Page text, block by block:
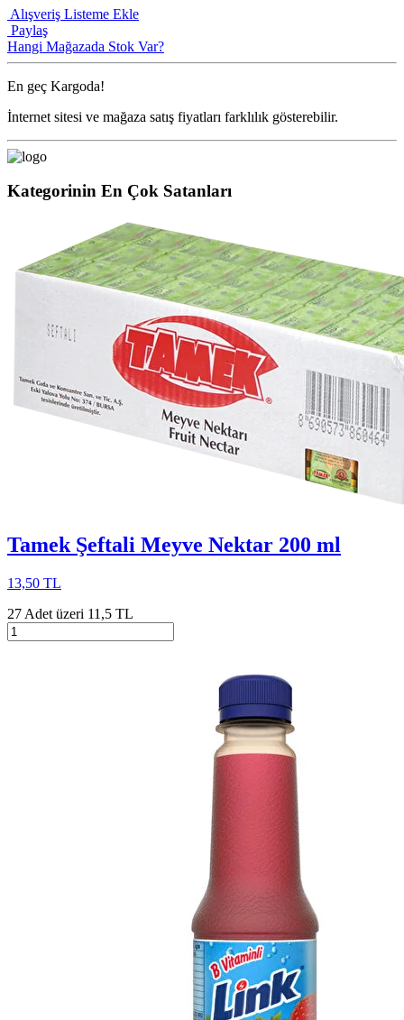
Alışveriş Listeme Ekle
Paylaş
Hangi Mağazada Stok Var?
En geç Kargoda!
İnternet sitesi ve mağaza satış fiyatları farklılık gösterebilir.
Kategorinin En Çok Satanları
Tamek Şeftali Meyve Nektar 200 ml
13,50 TL
27 Adet üzeri 11,5 TL